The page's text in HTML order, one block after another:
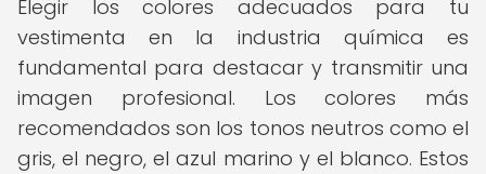
Elegir los colores adecuados para tu
vestimenta en la industria química es
fundamental para destacar y transmitir una
imagen profesional. Los colores más
recomendados son los tonos neutros como el
gris, el negro, el azul marino y el blanco. Estos